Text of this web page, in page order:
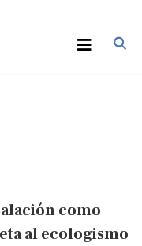
como
al ecologismo